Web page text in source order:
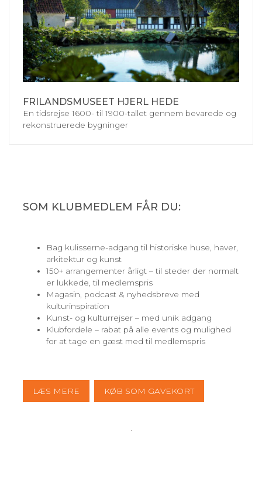
FRILANDSMUSEET HJERL HEDE
En tidsrejse 1600- til 1900-tallet gennem bevarede og
rekonstruerede bygninger
SOM KLUBMEDLEM FÅR DU:
Bag kulisserne-adgang til historiske huse, haver,
arkitektur og kunst
150+ arrangementer årligt – til steder der normalt
er lukkede, til medlemspris
Magasin, podcast & nyhedsbreve med
kulturinspiration
Kunst- og kulturrejser – med unik adgang
Klubfordele – rabat på alle events og mulighed
for at tage en gæst med til medlemspris
LÆS MERE KØB SOM GAVEKORT